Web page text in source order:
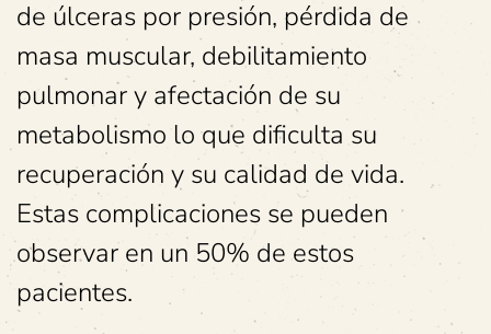
de úlceras por presión, pérdida de
masa muscular, debilitamiento
pulmonar y afectación de su
metabolismo lo que dificulta su
recuperación y su calidad de vida.
Estas complicaciones se pueden
observar en un 50% de estos
pacientes.